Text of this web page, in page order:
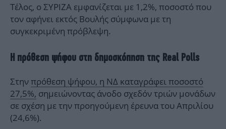
Τέλος, ο ΣΥΡΙΖΑ εμφανίζεται με 1,2%, ποσοστό που
τον αφήνει εκτός Βουλής σύμφωνα με τη
συγκεκριμένη πρόβλεψη.
Η πρόθεση ψήφου στη δημοσκόπηση της Real Polls
Στηνπρόθεση ψήφου, η ΝΔ καταγράφει ποσοστό
27,5%, σημειώνοντας άνοδο σχεδόν τριών μονάδων
σε σχέση με την προηγούμενη έρευνα του Απριλίου
(24,6%).